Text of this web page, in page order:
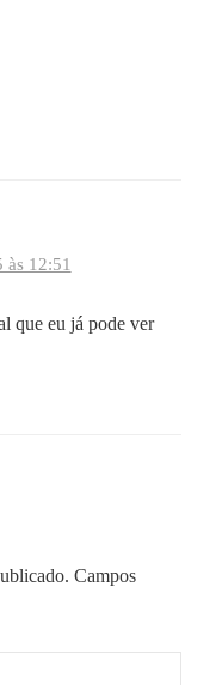
às 12:51
que eu já pode ver
Campos